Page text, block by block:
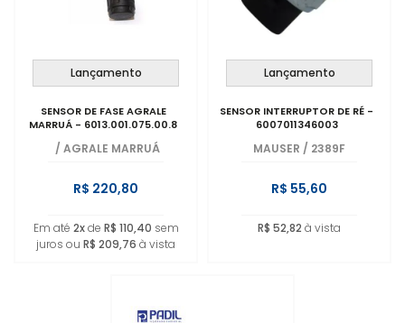
Lançamento
SENSOR DE FASE AGRALE
MARRUÁ - 6013.001.075.00.8
/ AGRALE MARRUÁ
R$ 220,80
Em até 2xde R$ 110,40 sem
juros ou R$ 209,76 à vista
Lançamento
SENSOR INTERRUPTOR DE RÉ -
6007011346003
MAUSER / 2389F
R$ 55,60
R$ 52,82 à vista